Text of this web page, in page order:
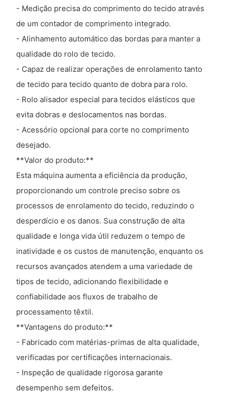
- Medição precisa do comprimento do tecido através
de um contador de comprimento integrado.
- Alinhamento automático das bordas para manter a
qualidade do rolo de tecido.
- Capaz de realizar operações de enrolamento tanto
de tecido para tecido quanto de dobra para rolo.
- Rolo alisador especial para tecidos elásticos que
evita dobras e deslocamentos nas bordas.
- Acessório opcional para corte no comprimento
desejado.
**Valor do produto:**
Esta máquina aumenta a eficiência da produção,
proporcionando um controle preciso sobre os
processos de enrolamento do tecido, reduzindo o
desperdício e os danos. Sua construção de alta
qualidade e longa vida útil reduzem o tempo de
inatividade e os custos de manutenção, enquanto os
recursos avançados atendem a uma variedade de
tipos de tecido, adicionando flexibilidade e
confiabilidade aos fluxos de trabalho de
processamento têxtil.
**Vantagens do produto:**
- Fabricado com matérias-primas de alta qualidade,
verificadas por certificações internacionais.
- Inspeção de qualidade rigorosa garante
desempenho sem defeitos.